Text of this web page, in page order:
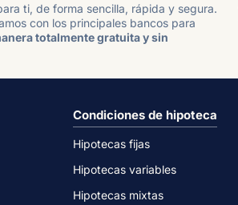
ti, de forma sencilla, rápida y segura.
con los principales bancos para
totalmente gratuita y sin
Condiciones de hipoteca
Hipotecas fijas
Hipotecas variables
Hipotecas mixtas